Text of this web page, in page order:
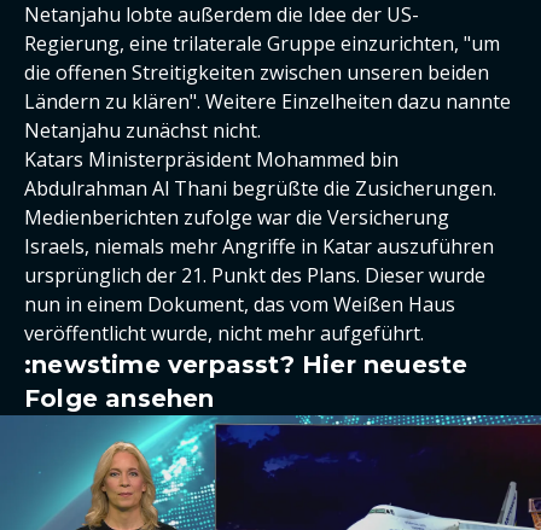
Netanjahu lobte außerdem die Idee der US-
Regierung, eine trilaterale Gruppe einzurichten, "um
die offenen Streitigkeiten zwischen unseren beiden
Ländern zu klären". Weitere Einzelheiten dazu nannte
Netanjahu zunächst nicht.
Katars Ministerpräsident Mohammed bin
Abdulrahman Al Thani begrüßte die Zusicherungen.
Medienberichten zufolge war die Versicherung
Israels, niemals mehr Angriffe in Katar auszuführen
ursprünglich der 21. Punkt des Plans. Dieser wurde
nun in einem Dokument, das vom Weißen Haus
veröffentlicht wurde, nicht mehr aufgeführt.
:newstime verpasst? Hier neueste
Folge ansehen